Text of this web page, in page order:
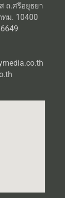
ถ.ศรีอยุธยา
ม. 10400